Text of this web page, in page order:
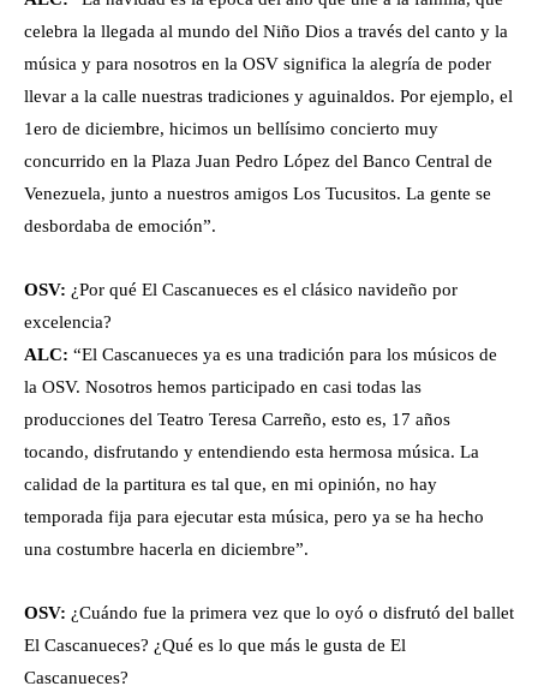
celebra la llegada al mundo del Niño Dios a través del canto y la
música y para nosotros en la OSV significa la alegría de poder
llevar a la calle nuestras tradiciones y aguinaldos. Por ejemplo, el
1ero de diciembre, hicimos un bellísimo concierto muy
concurrido en la Plaza Juan Pedro López del Banco Central de
Venezuela, junto a nuestros amigos Los Tucusitos. La gente se
desbordaba de emoción”.
OSV: ¿Por qué El Cascanueces es el clásico navideño por
excelencia?
ALC: “El Cascanueces ya es una tradición para los músicos de
la OSV. Nosotros hemos participado en casi todas las
producciones del Teatro Teresa Carreño, esto es, 17 años
tocando, disfrutando y entendiendo esta hermosa música. La
calidad de la partitura es tal que, en mi opinión, no hay
temporada fija para ejecutar esta música, pero ya se ha hecho
una costumbre hacerla en diciembre”.
OSV: ¿Cuándo fue la primera vez que lo oyó o disfrutó del ballet
El Cascanueces? ¿Qué es lo que más le gusta de El
Cascanueces?